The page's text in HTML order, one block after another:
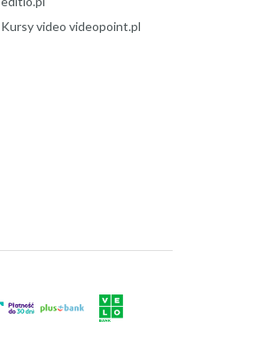
Kursy video videopoint.pl